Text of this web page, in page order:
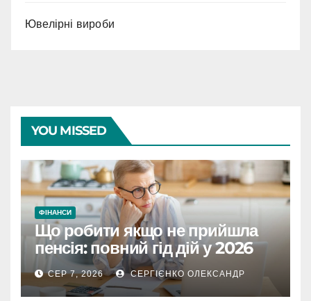
Ювелірні вироби
YOU MISSED
ФІНАНСИ
Що робити якщо не прийшла
пенсія: повний гід дій у 2026
році
СЕР 7, 2026 СЕРГІЄНКО ОЛЕКСАНДР